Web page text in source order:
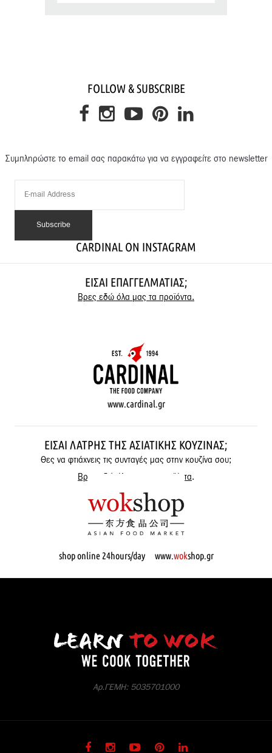
FOLLOW & SUBSCRIBE
Συμπληρώστε το email σας παρακάτω για να εγγραφείτε στο newsletter
CARDINAL ON INSTAGRAM
ΕΊΣΑΙ ΕΠΑΓΓΕΛΜΑΤΊΑΣ;
Βρες εδώ όλα μας τα προϊόντα.
www.cardinal.gr
ΕΊΣΑΙ ΛΆΤΡΗΣ ΤΗΣ ΑΣΙΑΤΙΚΉΣ ΚΟΥΖΊΝΑΣ;
Θες να φτιάχνεις τις συνταγές μας στην κουζίνα σου;
Βρες εδώ όλα μας τα προϊόντα.
shop online 24hours/day www.wokshop.gr
Αρ.ΓΕΜΗ: 5035701000